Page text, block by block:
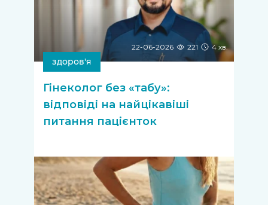
22-06-2026 221 4 хв.
здоров'я
Гінеколог без «табу»:
відповіді на найцікавіші
питання пацієнток